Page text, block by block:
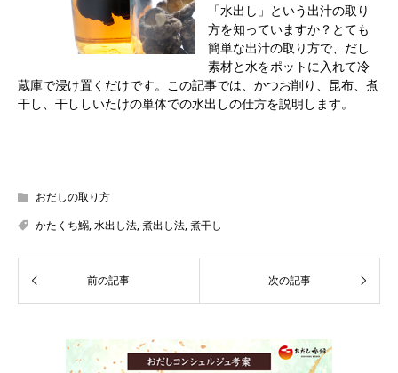
「水出し」という出汁の取り
方を知っていますか？とても
簡単な出汁の取り方で、だし
素材と水をポットに入れて冷
蔵庫で浸け置くだけです。この記事では、かつお削り、昆布、煮
干し、干ししいたけの単体での水出しの仕方を説明します。
おだしの取り方
かたくち鰯,水出し法,煮出し法,煮干し